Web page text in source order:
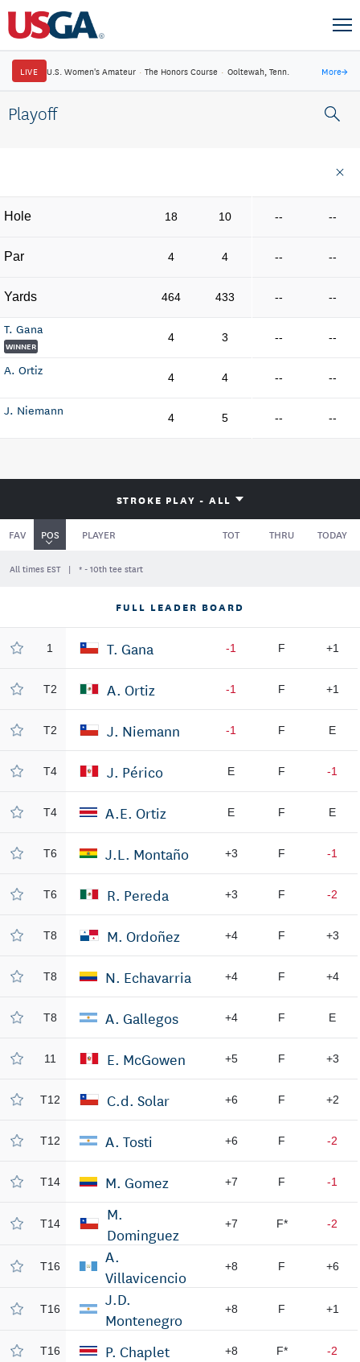
LIVE U.S. Women's Amateur · The Honors Course · Ooltewah, Tenn. More→
Playoff
Hole
Par
Yards
T. Gana
WINNER
A. Ortiz
J. Niemann
18
4
464
4
4
4
10
4
433
3
4
5
--
--
--
--
--
--
--
--
--
--
--
--
STROKE PLAY - ALL
FAV POS PLAYER TOT THRU TODAY
All times EST * - 10th tee start
FULL LEADER BOARD
1 T. Gana -1 F +1
T2 A. Ortiz -1 F +1
T2 J. Niemann -1 F E
T4 J. Périco E F -1
T4 A.E. Ortiz E F E
T6 J.L. Montaño +3 F -1
T6 R. Pereda +3 F -2
T8 M. Ordoñez +4 F +3
T8 N. Echavarria +4 F +4
T8 A. Gallegos +4 F E
11 E. McGowen +5 F +3
T12 C.d. Solar +6 F +2
T12 A. Tosti +6 F -2
T14 M. Gomez +7 F -1
T14
M.
Dominguez
+7 F* -2
T16
A.
Villavicencio
+8 F +6
T16
J.D.
Montenegro
+8 F +1
T16 P. Chaplet +8 F* -2